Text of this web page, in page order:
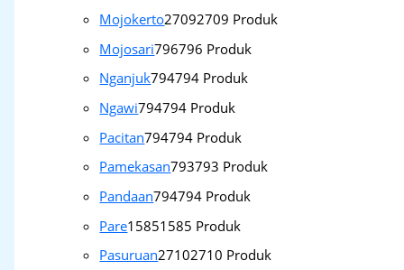
Mojokerto27092709 Produk
Mojosari796796 Produk
Nganjuk794794 Produk
Ngawi794794 Produk
Pacitan794794 Produk
Pamekasan793793 Produk
Pandaan794794 Produk
Pare15851585 Produk
Pasuruan27102710 Produk